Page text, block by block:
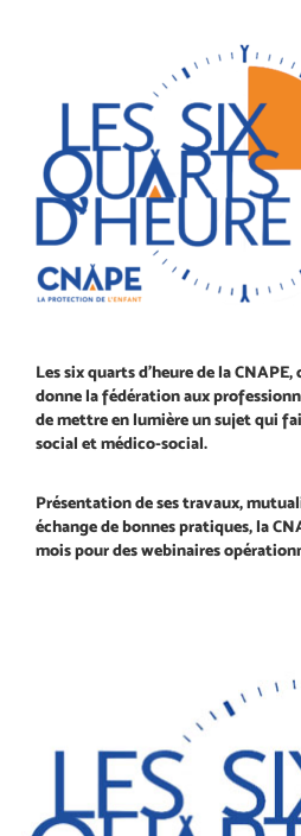
Les six quarts d’heure de la CNAPE,
donne la fédération aux
de mettre en lumière un sujet qui
social et médico-social.
Présentation de ses travaux,
échange de bonnes pratiques, la
mois pour des webinaires